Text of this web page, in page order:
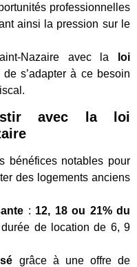
professionnelles
ainsi la pression sur le
Nazaire avec la
loi
s’adapter à ce besoin
avec la loi
bénéfices notables pour
des logements anciens
: 12, 18 ou 21% du
de location de 6, 9
grâce à une offre de